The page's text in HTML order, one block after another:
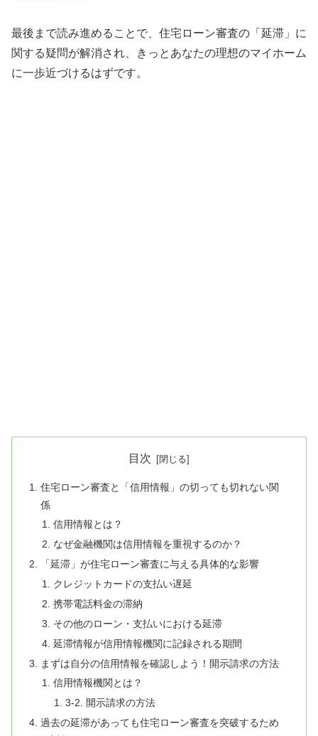
最後まで読み進めることで、住宅ローン審査の「延滞」に
関する疑問が解消され、きっとあなたの理想のマイホーム
に一歩近づけるはずです。
目次
住宅ローン審査と「信用情報」の切っても切れない関
係
信用情報とは？
なぜ金融機関は信用情報を重視するのか？
「延滞」が住宅ローン審査に与える具体的な影響
クレジットカードの支払い遅延
携帯電話料金の滞納
その他のローン・支払いにおける延滞
延滞情報が信用情報機関に記録される期間
まずは自分の信用情報を確認しよう！開示請求の方法
信用情報機関とは？
3-2. 開示請求の方法
過去の延滞があっても住宅ローン審査を突破するため